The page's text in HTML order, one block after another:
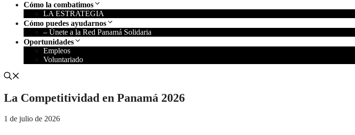
Cómo la combatimos
LA ESTRATEGIA
Cómo puedes ayudarnos
– Únete a la Red Panamá Solidaria
Oportunidades
Empleos
Voluntariado
La Competitividad en Panamá 2026
1 de julio de 2026